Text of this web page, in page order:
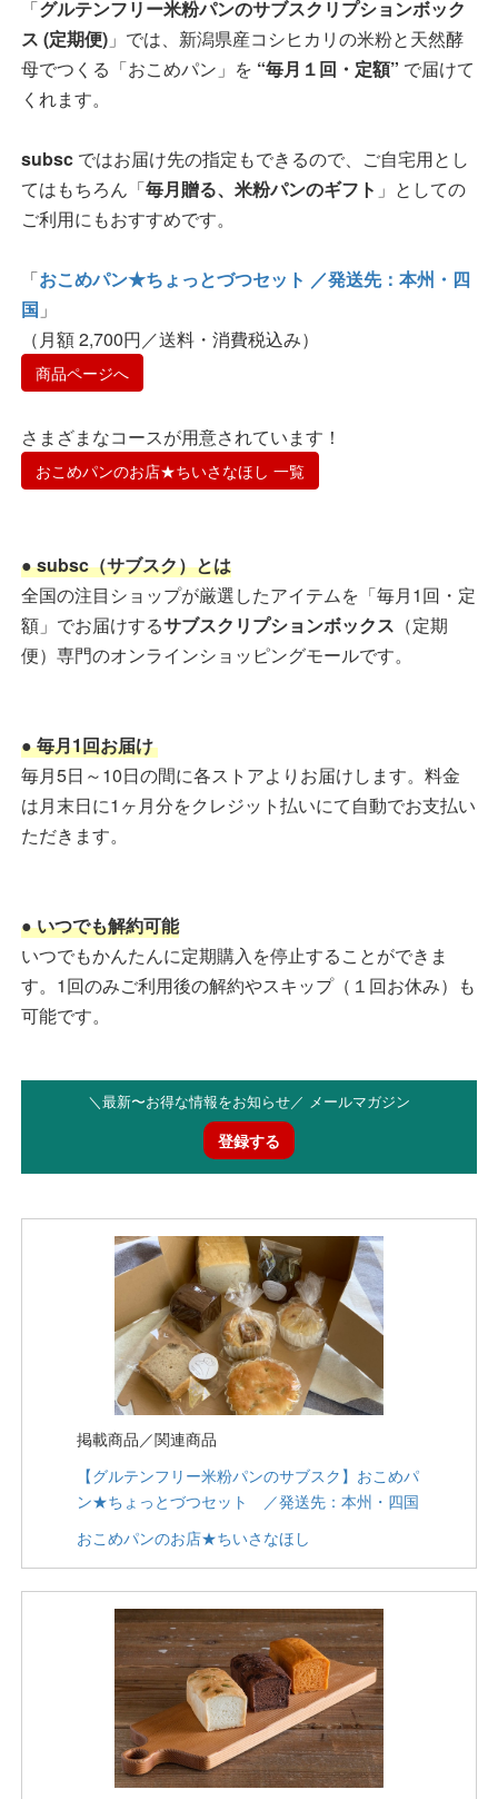
「グルテンフリー米粉パンのサブスクリプションボック
ス (定期便) 」では、新潟県産コシヒカリの米粉と天然酵
母でつくる「おこめパン」を “毎月１回・定額” で届けて
くれます。
subsc ではお届け先の指定もできるので、ご自宅用とし
てはもちろん「毎月贈る、米粉パンのギフト 」としての
ご利用にもおすすめです。
「おこめパン★ちょっとづつセット ／発送先：本州・四
国 」
（月額 2,700円／送料・消費税込み）
商品ページへ
さまざまなコースが用意されています！
おこめパンのお店★ちいさなほし 一覧
● subsc（サブスク）とは
全国の注目ショップが厳選したアイテムを「毎月1回・定
額」でお届けするサブスクリプションボックス （定期
便）専門のオンラインショッピングモールです。
● 毎月1回お届け
毎月5日～10日の間に各ストアよりお届けします。料金
は月末日に1ヶ月分をクレジット払いにて自動でお支払い
ただきます。
● いつでも解約可能
いつでもかんたんに定期購入を停止することができま
す。1回のみご利用後の解約やスキップ（１回お休み）も
可能です。
＼最新〜お得な情報をお知らせ／ メールマガジン
登録する
掲載商品／関連商品
【グルテンフリー米粉パンのサブスク】おこめパ
ン★ちょっとづつセット ／発送先：本州・四国
おこめパンのお店★ちいさなほし